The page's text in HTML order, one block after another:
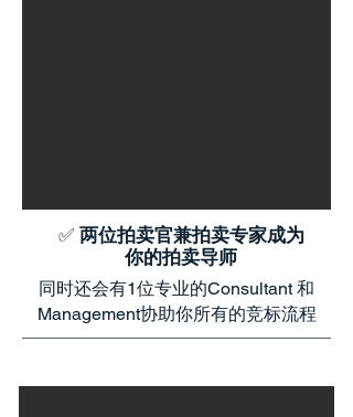
✅ 两位拍卖官兼拍卖专家成为
你的拍卖导师
同时还会有1位专业的Consultant 和
Management协助你所有的竞标流程